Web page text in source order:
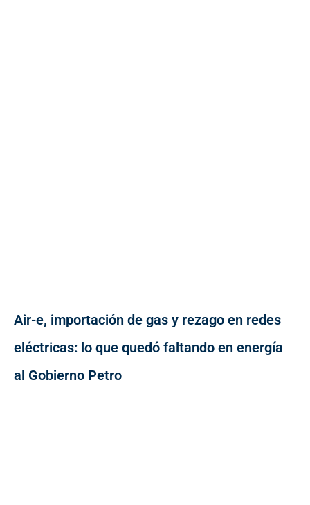
Air-e, importación de gas y rezago en redes
eléctricas: lo que quedó faltando en energía
al Gobierno Petro